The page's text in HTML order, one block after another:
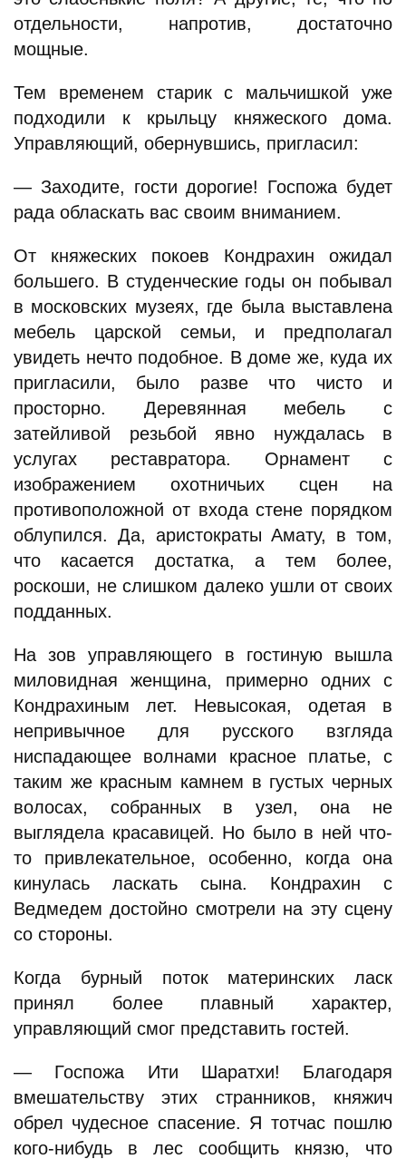
отдельности, напротив, достаточно
мощные.
Тем временем старик с мальчишкой уже
подходили к крыльцу княжеского дома.
Управляющий, обернувшись, пригласил:
— Заходите, гости дорогие! Госпожа будет
рада обласкать вас своим вниманием.
От княжеских покоев Кондрахин ожидал
большего. В студенческие годы он побывал
в московских музеях, где была выставлена
мебель царской семьи, и предполагал
увидеть нечто подобное. В доме же, куда их
пригласили, было разве что чисто и
просторно. Деревянная мебель с
затейливой резьбой явно нуждалась в
услугах реставратора. Орнамент с
изображением охотничьих сцен на
противоположной от входа стене порядком
облупился. Да, аристократы Амату, в том,
что касается достатка, а тем более,
роскоши, не слишком далеко ушли от своих
подданных.
На зов управляющего в гостиную вышла
миловидная женщина, примерно одних с
Кондрахиным лет. Невысокая, одетая в
непривычное для русского взгляда
ниспадающее волнами красное платье, с
таким же красным камнем в густых черных
волосах, собранных в узел, она не
выглядела красавицей. Но было в ней что-
то привлекательное, особенно, когда она
кинулась ласкать сына. Кондрахин с
Ведмедем достойно смотрели на эту сцену
со стороны.
Когда бурный поток материнских ласк
принял более плавный характер,
управляющий смог представить гостей.
— Госпожа Ити Шаратхи! Благодаря
вмешательству этих странников, княжич
обрел чудесное спасение. Я тотчас пошлю
кого-нибудь в лес сообщить князю, что